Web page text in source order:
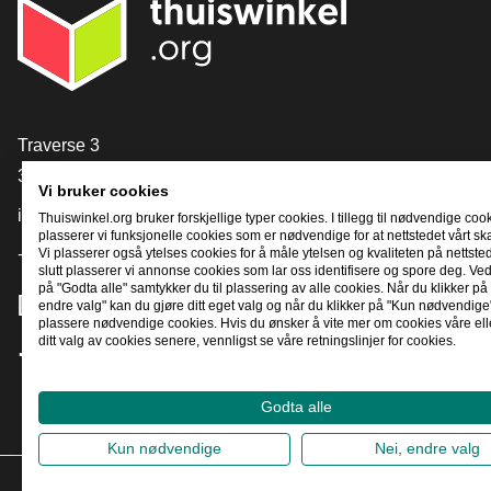
[_General:Contact]
Traverse 3
3905 NL Veenendaal
info@thuiswinkel.org
+31 (0)318 64 85 75
[_General:SocialMediaTitle]
Vi bruker cookies
Thuiswinkel.org bruker forskjellige typer cookies. I tillegg til nødvendige
plasserer vi funksjonelle cookies som er nødvendige for at nettstedet vårt
Vi plasserer også ytelses cookies for å måle ytelsen og kvaliteten på
slutt plasserer vi annonse cookies som lar oss identifisere og spore deg.
på "Godta alle" samtykker du til plassering av alle cookies. Når du klikker på
endre valg" kan du gjøre ditt eget valg og når du klikker på "Kun
plassere nødvendige cookies. Hvis du ønsker å vite mer om cookies våre
ditt valg av cookies senere, vennligst se våre retningslinjer for cookies.
Godta alle
Kun nødvendige Nei, endre valg